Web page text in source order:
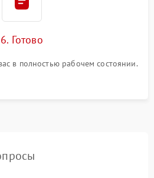
6. Готово
в полностью рабочем состоянии.